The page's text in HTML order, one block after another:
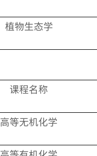
植物生态学
课程名称
高等无机化学